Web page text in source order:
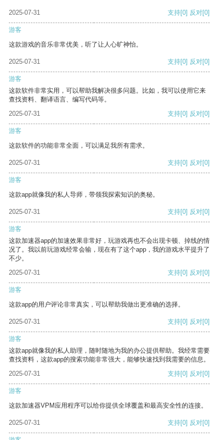
2025-07-31 支持[0] 反对[0]
游客
这款游戏的音乐非常优美，听了让人心旷神怡。
2025-07-31 支持[0] 反对[0]
游客
这款软件非常实用，可以帮助我解决很多问题。比如，我可以使用它来
查找资料、翻译语言、编写代码等。
2025-07-31
支持[0] 反对[0]
游客
这款软件的功能非常全面，可以满足我所有需求。
2025-07-31 支持[0] 反对[0]
游客
这款app就像我的私人导师，带领我探索知识的奥秘。
2025-07-31 支持[0] 反对[0]
游客
这款加速器app的加速效果非常好，玩游戏再也不会出现卡顿、掉线的情
况了。我以前玩游戏经常会输，现在有了这个app，我的游戏水平提升了
不少。
2025-07-31
支持[0] 反对[0]
游客
这款app的用户评论非常真实，可以帮助我做出更准确的选择。
2025-07-31 支持[0] 反对[0]
游客
这款app就像我的私人助理，随时随地为我的办公提供帮助。我经常需要
查找资料，这款app的搜索功能非常强大，能够快速找到我需要的信息。
2025-07-31
支持[0] 反对[0]
游客
这款加速器VPM应用程序可以给你提供全球覆盖和最高安全性的连接。
2025-07-31 支持[0] 反对[0]